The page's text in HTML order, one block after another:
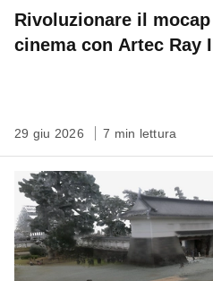
Rivoluzionare il
cinema con Artec Ray
29 giu 2026 7 min lettura